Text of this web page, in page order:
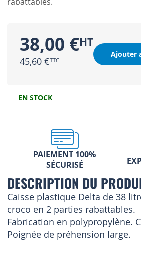
38,00 €
45,60 €
Ajouter
EN STOCK
PAIEMENT 100%
SÉCURISÉ
DESCRIPTION DU
Caisse plastique Delta de 38
croco en 2 parties rabattables.
Fabrication en polypropylène.
Poignée de préhension large.